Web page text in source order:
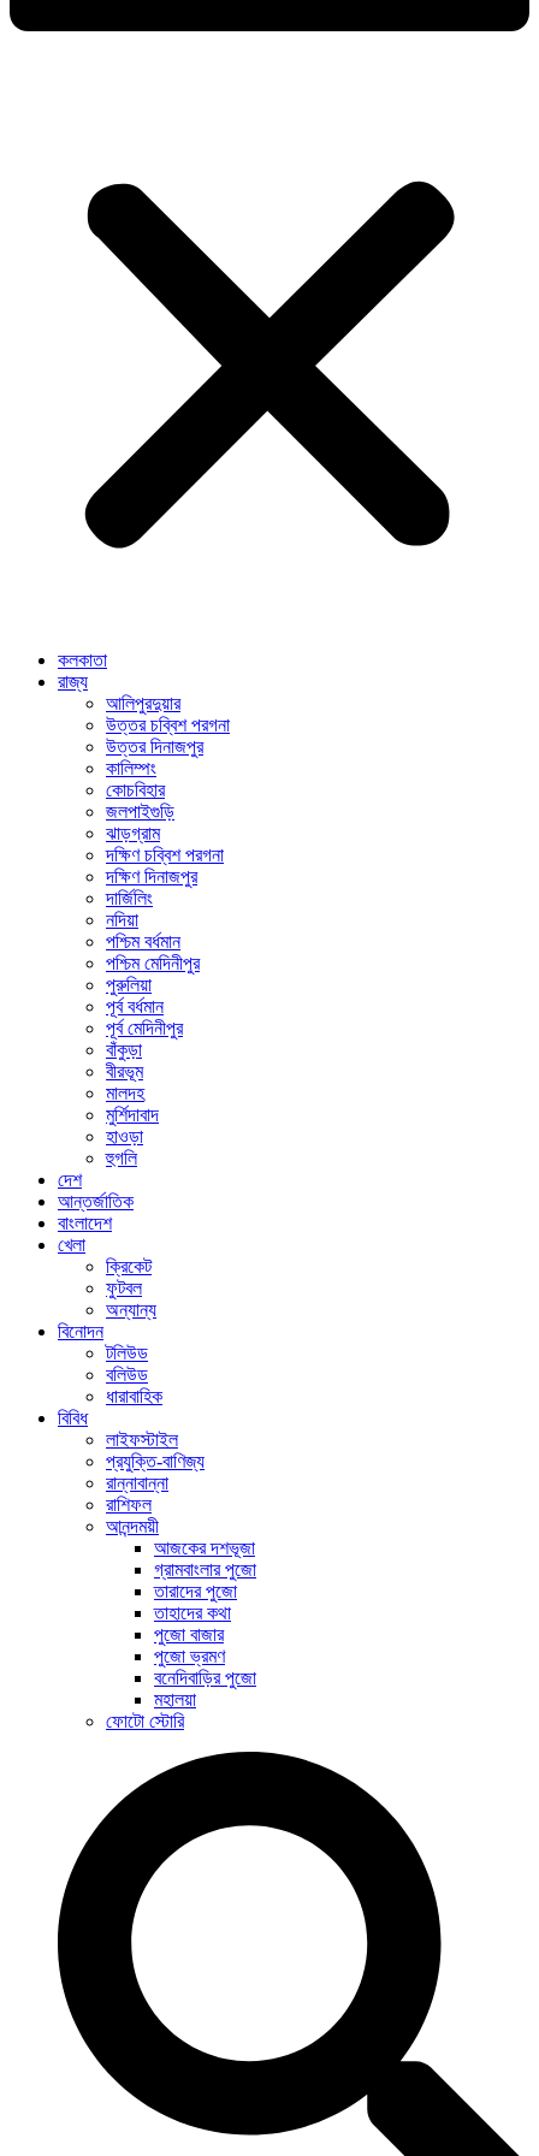
কলকাতা
রাজ্য
আলিপুরদুয়ার
উত্তর চব্বিশ পরগনা
উত্তর দিনাজপুর
কালিম্পং
কোচবিহার
জলপাইগুড়ি
ঝাড়গ্রাম
দক্ষিণ চব্বিশ পরগনা
দক্ষিণ দিনাজপুর
দার্জিলিং
নদিয়া
পশ্চিম বর্ধমান
পশ্চিম মেদিনীপুর
পুরুলিয়া
পূর্ব বর্ধমান
পূর্ব মেদিনীপুর
বাঁকুড়া
বীরভূম
মালদহ
মুর্শিদাবাদ
হাওড়া
হুগলি
দেশ
আন্তর্জাতিক
বাংলাদেশ
খেলা
ক্রিকেট
ফুটবল
অন্যান্য
বিনোদন
টলিউড
বলিউড
ধারাবাহিক
বিবিধ
লাইফস্টাইল
প্রযুক্তি-বাণিজ্য
রান্নাবান্না
রাশিফল
আনন্দময়ী
আজকের দশভূজা
গ্রামবাংলার পুজো
তারাদের পুজো
তাহাদের কথা
পুজো বাজার
পুজো ভ্রমণ
বনেদিবাড়ির পুজো
মহালয়া
ফোটো স্টোরি